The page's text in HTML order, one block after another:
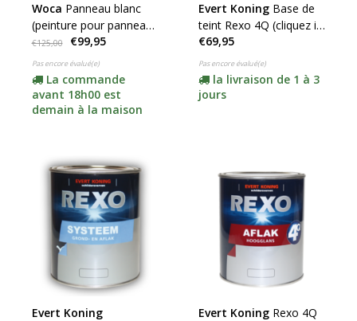
Woca Panneau blanc
(peinture pour panneaux
extra blancs)
€125,00 €99,95
Pas encore évalué(e)
La commande
avant 18h00 est
demain à la maison
Evert Koning Base de
teint Rexo 4Q (cliquez ici
pour la couleur et le
contenu)
€69,95
Pas encore évalué(e)
la livraison de 1 à 3
jours
Evert Koning
Evert Koning Rexo 4Q